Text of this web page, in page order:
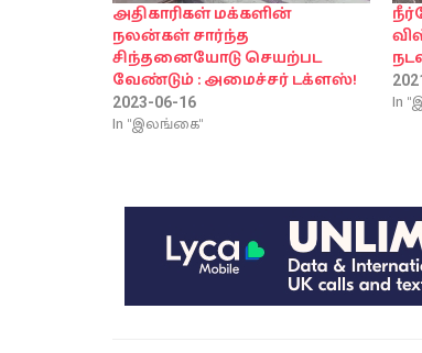
அதிகாரிகள் மக்களின்
நலன்கள் சார்ந்த
சிந்தனையோடு செயற்பட
வேண்டும் : அமைச்சர் டக்ளஸ்!
2023-06-16
In "இலங்கை"
In